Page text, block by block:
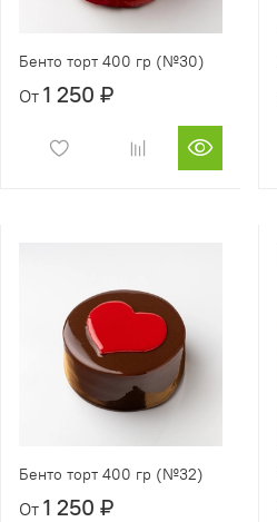
Бенто торт 400 гр (№30)
От 1 250 ₽
Бенто торт 400 гр (№32)
От 1 250 ₽